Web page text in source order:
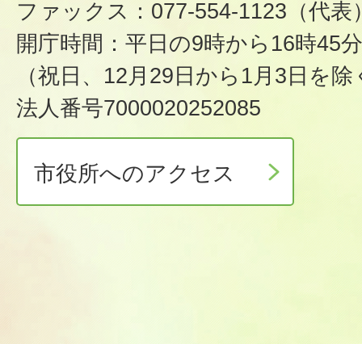
ファックス：077-554-1123（代表
開庁時間：平日の9時から16時45分
（祝日、12月29日から1月3日を除
法人番号7000020252085
市役所へのアクセス